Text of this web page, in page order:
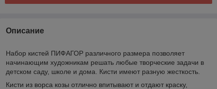
Описание
Набор кистей ПИФАГОР различного размера позволяет
начинающим художникам решать любые творческие задачи в
детском саду, школе и дома. Кисти имеют разную жесткость.
Кисти из ворса козы отлично впитывают и отдают краску,